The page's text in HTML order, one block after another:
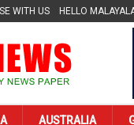
WITH US HELLO
AUSTRALIA